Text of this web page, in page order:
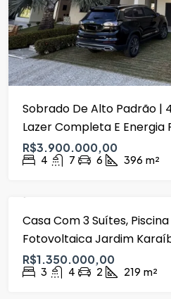
Sobrado De Alto Padrão |
Lazer Completa E
R$3.900.000,00
4 7 6 396 m²
Casa Com 3 Suítes,
Fotovoltaica Jardim
R$1.350.000,00
3 4 2 219 m²